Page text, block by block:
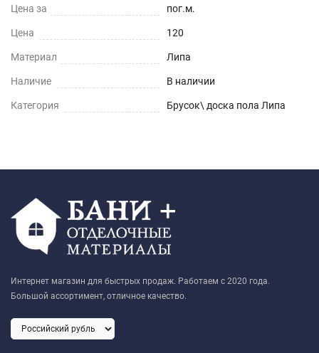
Цена за пог.м.
Цена 120
Материал Липа
Наличие В наличии
Категория Брусок\ доска пола Липа
Интернет магазин для быстрых продаж. Работаем с 2020 года.
Большой ассортимент, отличное качество.